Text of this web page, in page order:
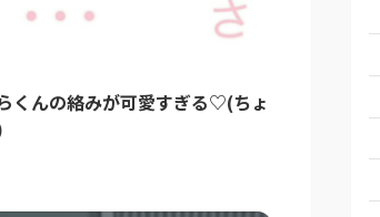
くんの絡みが可愛すぎる♡(ちょ